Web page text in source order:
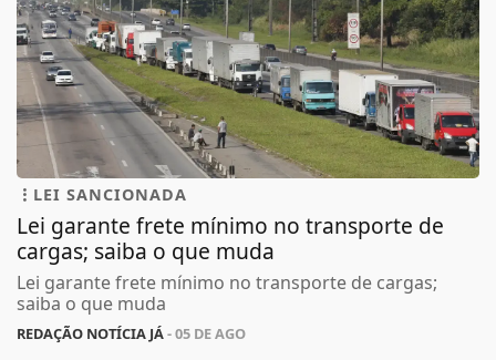
LEI SANCIONADA
Lei garante frete mínimo no transporte de
cargas; saiba o que muda
Lei garante frete mínimo no transporte de cargas;
saiba o que muda
REDAÇÃO NOTÍCIA JÁ- 05 DE AGO